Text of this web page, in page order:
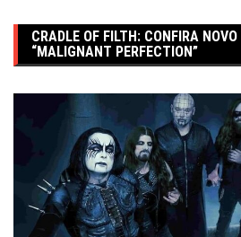
CRADLE OF FILTH: CONFIRA NOVO
“MALIGNANT PERFECTION”